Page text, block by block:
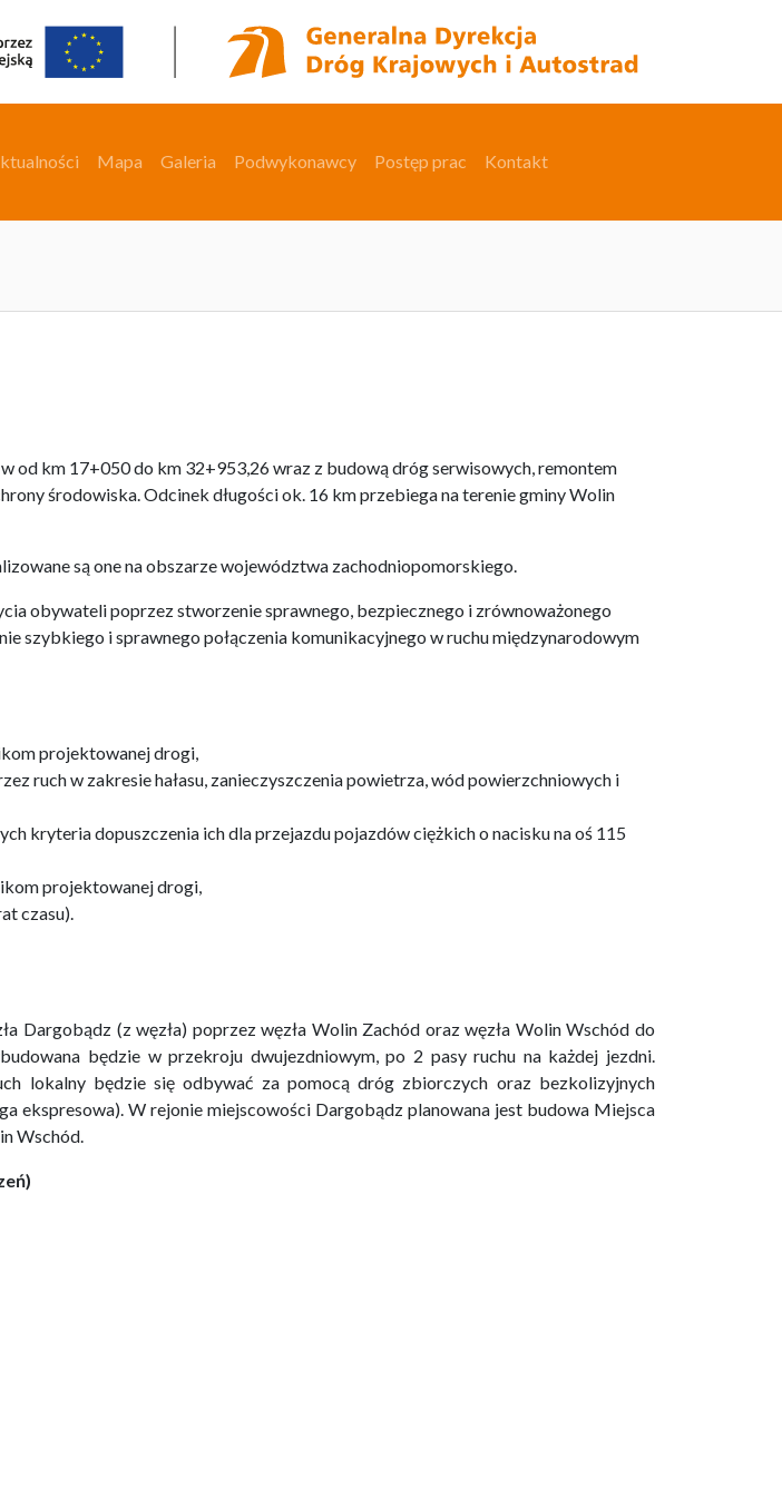
Mapa Galeria Podwykonawcy Postęp prac Kontakt
od km 17+050 do km 32+953,26 wraz z budową dróg serwisowych, remontem
środowiska. Odcinek długości ok. 16 km przebiega na terenie gminy Wolin
są one na obszarze województwa zachodniopomorskiego.
obywateli poprzez stworzenie sprawnego, bezpiecznego i zrównoważonego
szybkiego i sprawnego połączenia komunikacyjnego w ruchu międzynarodowym
projektowanej drogi,
ruch w zakresie hałasu, zanieczyszczenia powietrza, wód powierzchniowych i
kryteria dopuszczenia ich dla przejazdu pojazdów ciężkich o nacisku na oś 115
projektowanej drogi,
czasu).
Dargobądz (z węzła) poprzez węzła Wolin Zachód oraz węzła Wolin Wschód do
będzie w przekroju dwujezdniowym, po 2 pasy ruchu na każdej jezdni.
lokalny będzie się odbywać za pomocą dróg zbiorczych oraz bezkolizyjnych
ekspresowa). W rejonie miejscowości Dargobądz planowana jest budowa Miejsca
Wschód.